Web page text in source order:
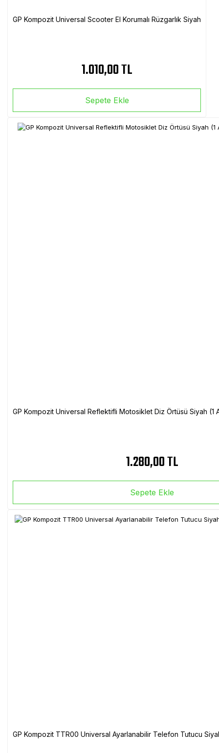
GP Kompozit Universal Scooter El Korumalı Rüzgarlık Siyah
1.010,00 TL
Sepete Ekle
GP Kompozit Universal Reflektifli Motosiklet Diz Örtüsü Siyah
1.280,00 TL
Sepete Ekle
GP Kompozit TTR00 Universal Ayarlanabilir Telefon Tutucu